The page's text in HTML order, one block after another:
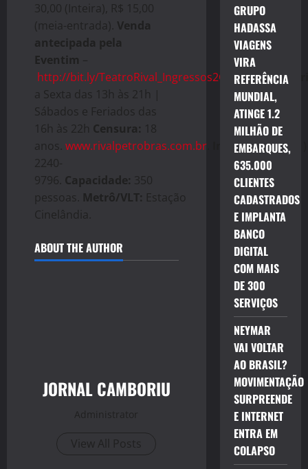
30,00 (Inteira), R$ 15,00
(meia-entrada). Venda
antecipada pela
Eventim –
http://bit.ly/TeatroRival_Ingressos2GIaEKp
a Sexta das 13h às 21h |
Sábados e Feriados das
16h às 22h Censura: 18
anos. www.rivalpetrobras.com.br Informações:(21)
2240-
9796. Capacidade: 350
pessoas. Metrô/VLT: Estação
Cinelândia.
ABOUT THE AUTHOR
JORNAL CAMBORIU
Administrator
View All Posts
GRUPO
HADASSA
VIAGENS
VIRA
REFERÊNCIA
MUNDIAL,
ATINGE 1.2
MILHÃO DE
EMBARQUES,
635.000
CLIENTES
CADASTRADOS
E IMPLANTA
BANCO
DIGITAL
COM MAIS
DE 300
SERVIÇOS
NEYMAR
VAI VOLTAR
AO BRASIL?
MOVIMENTAÇÃO
SURPREENDE
E INTERNET
ENTRA EM
COLAPSO